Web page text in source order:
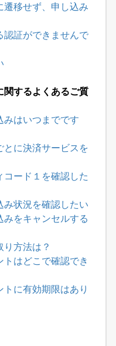
遷移せず、申し込み
認証ができませんで
するよくあるご質
みはいつまでです
とに決済サービスを
ード１を確認した
み状況を確認したい
みをキャンセルする
り方法は？
はどこで確認でき
に有効期限はあり